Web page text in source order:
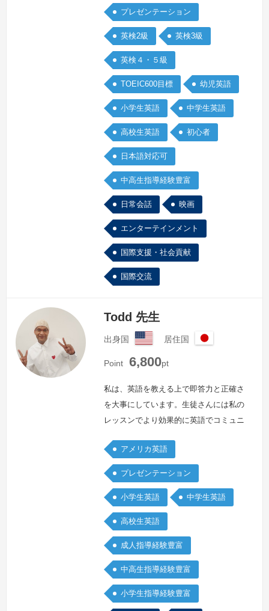
歌を歌い、英語の本を読むことで、世界
が大きく広がり、日本のすばらしさにも
改めて気付くことができました。楽しく
学ぶことが何より、と心掛けています。
続きを見る »
プレゼンテーション
英検2級 英検3級
英検４・５級
TOEIC600目標 幼児英語
小学生英語 中学生英語
高校生英語 初心者
日本語対応可
中高生指導経験豊富
日常会話 映画
エンターテインメント
国際支援・社会貢献
国際交流
Todd 先生
出身国
ア
メ
カ
合
衆
居住国
日
Point 6,800pt
私は、英語を教える上で即答力と正確さ
を大事にしています。生徒さんには私の
レッスンでより効果的に英語でコミュニ
と思っています。一緒に頑張りましょ
う！！<事務局コメント>ファッション
が好きで毎日いろんなコーディネートで
出勤しています。明るくフレンドリーな
先生で、子どもから大人まで、生徒さん
に熱心にたくさん話しかけてくれます。
続きを見る »
アメリカ英語
プレゼンテーション
小学生英語 中学生英語
高校生英語
成人指導経験豊富
中高生指導経験豊富
小学生指導経験豊富